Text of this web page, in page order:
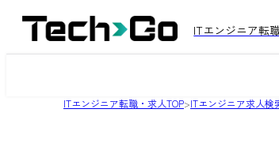
ITエンジニア転
ITエンジニア転職・求人TOP>ITエンジニア求人検